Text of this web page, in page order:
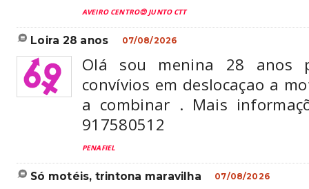
AVEIRO CENTRO😍 JUNTO CTT
loira 28 anos 07/08/2026
Olá sou menina 28 anos
convívios em deslocaçao a
a combinar . Mais
917580512
PENAFIEL
só motéis, trintona maravilha 07/08/2026